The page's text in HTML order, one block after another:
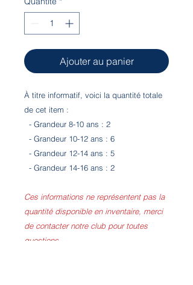
Ajouter au panier
À titre informatif, voici la quantité totale
de cet item :
- Grandeur 8-10 ans : 2
- Grandeur 10-12 ans : 6
- Grandeur 12-14 ans : 5
- Grandeur 14-16 ans : 2
Ces informations ne représentent pas la
quantité disponible en inventaire, merci
de contacter notre club pour toutes
questions.